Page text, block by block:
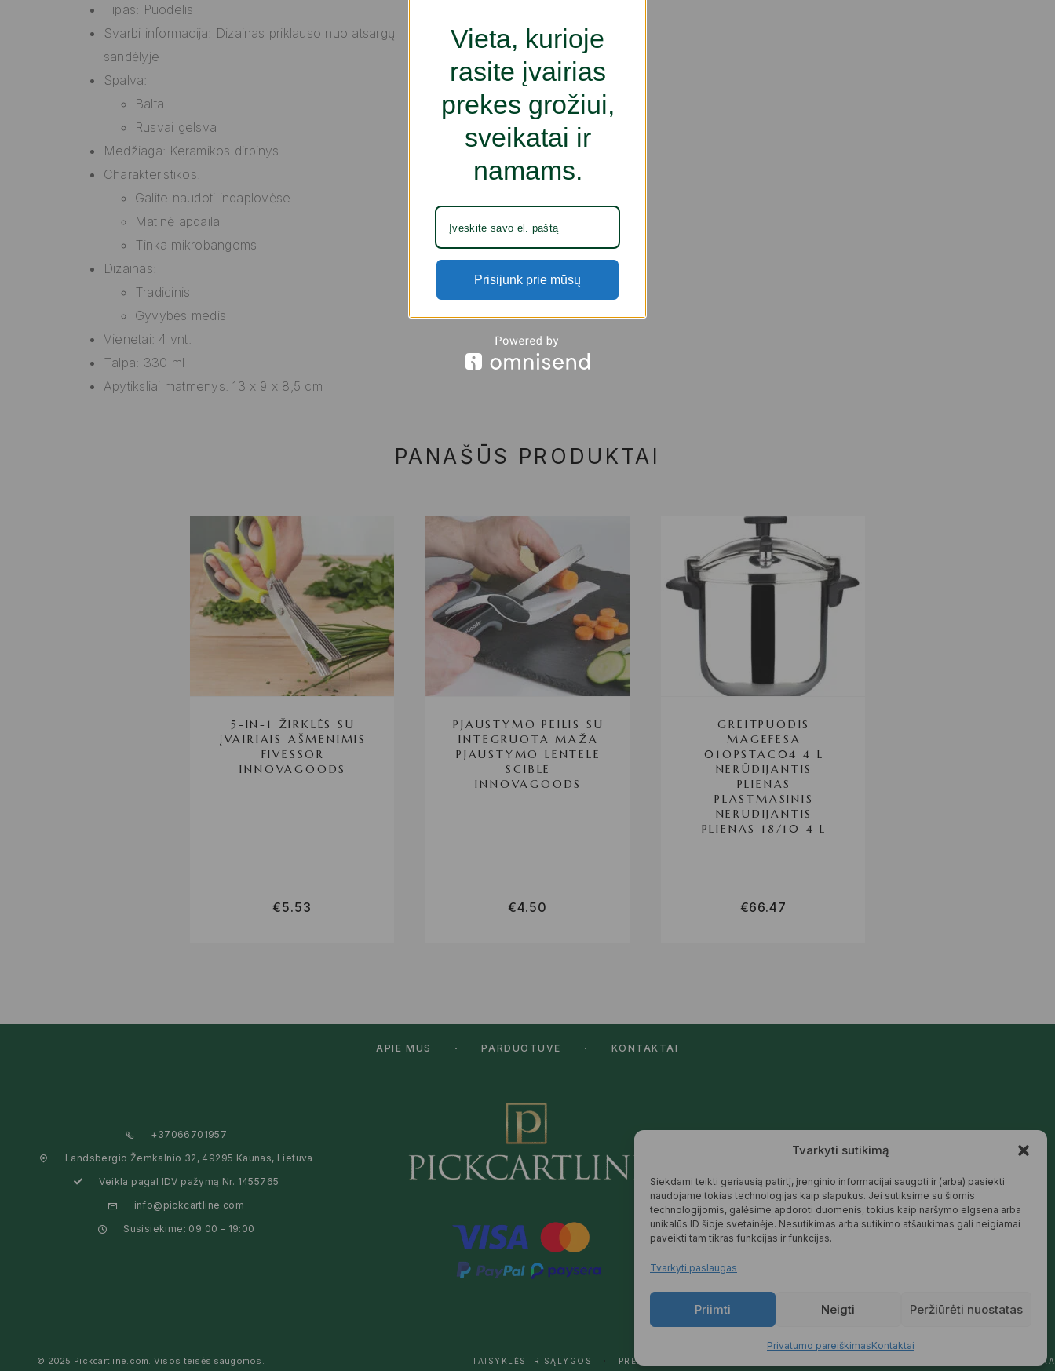
Tvarkyti sutikimą
Siekdami teikti geriausią patirtį, įrenginio informacijai saugoti ir (arba) pasiekti
naudojame tokias technologijas kaip slapukus. Jei sutiksime su šiomis
technologijomis, galėsime apdoroti duomenis, tokius kaip naršymo elgsena arba
unikalūs ID šioje svetainėje. Nesutikimas arba sutikimo atšaukimas gali neigiamai
paveikti tam tikras funkcijas ir funkcijas.
Tvarkyti paslaugas
Priimti Neigti Peržiūrėti nuostatas
Privatumo pareiškimasKontaktai
Tipas: Puodelis
Svarbi informacija: Dizainas priklauso nuo atsargų
sandėlyje
Spalva:
Balta
Rusvai gelsva
Medžiaga: Keramikos dirbinys
Charakteristikos:
Galite naudoti indaplovėse
Matinė apdaila
Tinka mikrobangoms
Dizainas:
Tradicinis
Gyvybės medis
Vienetai: 4 vnt.
Talpa: 330 ml
Apytiksliai matmenys: 13 x 9 x 8,5 cm
PANAŠŪS PRODUKTAI
5-IN-1 ŽIRKLĖS SU
ĮVAIRIAIS AŠMENIMIS
FIVESSOR
INNOVAGOODS
€5.53
PJAUSTYMO PEILIS SU
INTEGRUOTA MAŽA
PJAUSTYMO LENTELE
SCIBLE
INNOVAGOODS
€4.50
GREITPUODIS
MAGEFESA
01OPSTAC04 4 L
NERŪDIJANTIS
PLIENAS
PLASTMASINIS
NERŪDIJANTIS
PLIENAS 18/10 4 L
€66.47
APIE MUS PARDUOTUVĖ KONTAKTAI
+37066701957
Landsbergio Žemkalnio 32, 49295 Kaunas, Lietuva
Veikla pagal IDV pažymą Nr. 1455765
info@pickcartline.com
Susisiekime: 09:00 - 19:00
apie šeimą, jaukius namus ir harmoningą
draugiškos tiek Jums, tiek gamtai.
SKAITYTI DAUGIAU
© 2025 Pickcartline.com. Visos teisės saugomos. TAISYKLĖS IR SĄLYGOS PREKIŲ PRISTATYMAS PRIVATUMO POLITIKA
Vieta, kurioje
rasite įvairias
prekes grožiui,
sveikatai ir
namams.
Prisijunk prie mūsų